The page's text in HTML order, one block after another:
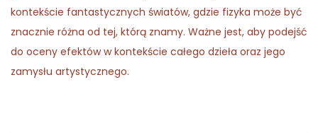
kontekście fantastycznych światów, gdzie fizyka może być
znacznie różna od tej, którą znamy. Ważne jest, aby podejść
do oceny efektów w kontekście całego dzieła oraz jego
zamysłu artystycznego.